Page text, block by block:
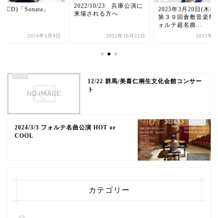
CD)「Sonata」
2024年1月9日
2022/10/23 兵庫公演に
来場される方へ
2022年10月22日
2025年3月20日(木祝
第３９回倉敷音楽祭
ォルテ超名曲...
2025年2
12/22 群馬/美喜仁桐生文化会館コンサー
ト
2024/3/3 フォルテ名曲公演 HOT or
COOL
カテゴリー